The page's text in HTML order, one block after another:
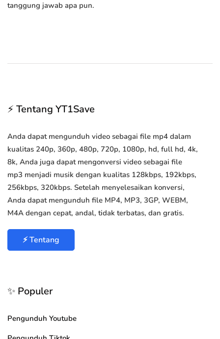
tanggung jawab apa pun.
⚡ Tentang YT1Save
Anda dapat mengunduh video sebagai file mp4 dalam
kualitas 240p, 360p, 480p, 720p, 1080p, hd, full hd, 4k,
8k, Anda juga dapat mengonversi video sebagai file
mp3 menjadi musik dengan kualitas 128kbps, 192kbps,
256kbps, 320kbps. Setelah menyelesaikan konversi,
Anda dapat mengunduh file MP4, MP3, 3GP, WEBM,
M4A dengan cepat, andal, tidak terbatas, dan gratis.
⚡ Tentang
✨ Populer
Pengunduh Youtube